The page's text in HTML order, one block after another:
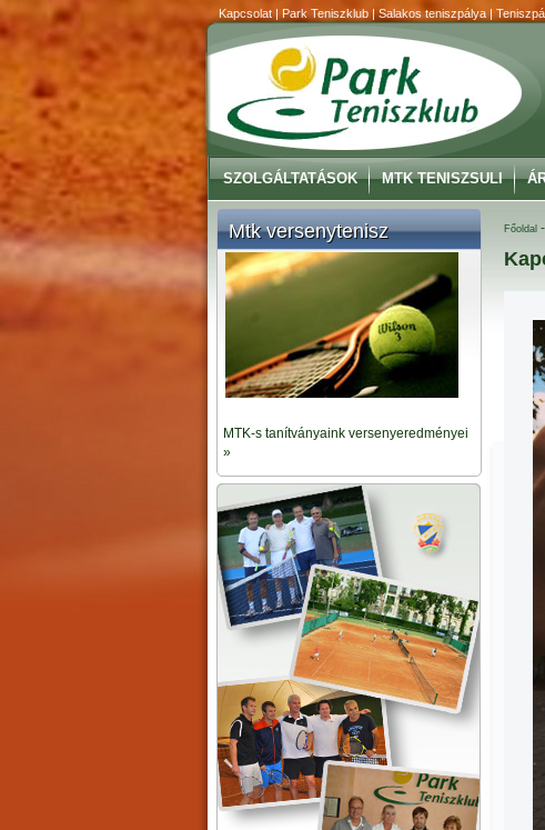
Kapcsolat | Park Teniszklub | Salakos teniszpálya |
SZOLGÁLTATÁSOK MTK TENISZSULI
Mtk versenytenisz
MTK-s tanítványaink versenyeredményei
»
Főoldal -